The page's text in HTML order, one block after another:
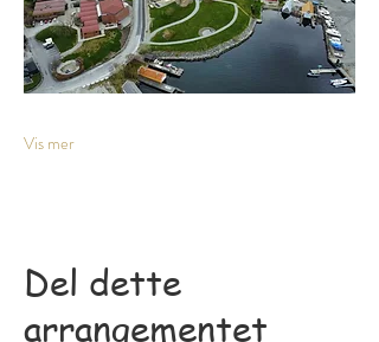
Vis mer
Del dette
arrangementet